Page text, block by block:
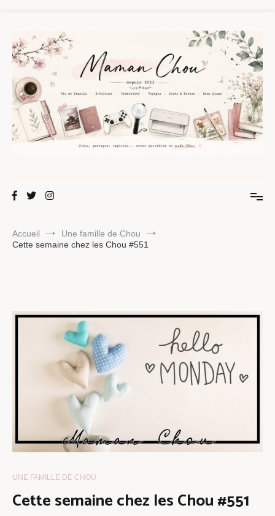
contenu
Maman Chou
Accueil
Une famille de Chou
Cette semaine chez les Chou #551
UNE FAMILLE DE CHOU
Cette semaine chez les Chou #551